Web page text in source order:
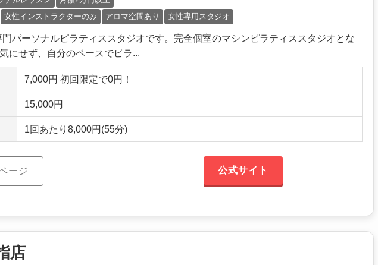
女性インストラクターのみ アロマ空間あり 女性専用スタジオ
パーソナルピラティススタジオです。完全個室のマシンピラティススタジオとな
にせず、自分のペースでピラ...
7,000円 初回限定で0円！
15,000円
1回あたり8,000円(55分)
ージ 公式サイト
店